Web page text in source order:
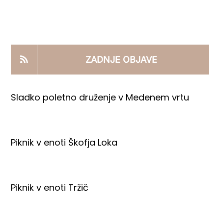
PRODAJNI IZDELKI
AKTUALNO
ZADNJE OBJAVE
Sladko poletno druženje v Medenem vrtu
Piknik v enoti Škofja Loka
Piknik v enoti Tržič